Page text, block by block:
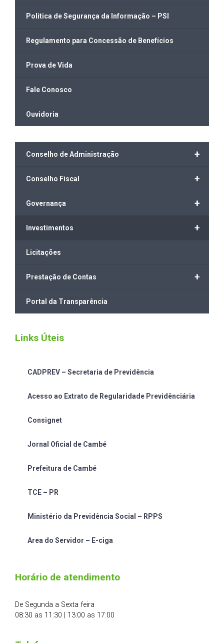
Politica de Segurança da Informação – PSI
Regulamento para Concessão de Benefícios
Prova de Vida
Fale Conosco
Ouvidoria
+
Conselho de Administração
+
Conselho Fiscal
+
Governança
+
Investimentos
Licitações
+
Prestação de Contas
Portal da Transparência
Links Úteis
CADPREV – Secretaria de Previdência
Acesso ao Extrato de Regularidade Previdênciária
Consignet
Jornal Oficial de Cambé
Prefeitura de Cambé
TCE – PR
Ministério da Previdência Social – RPPS
Area do Servidor – E-ciga
Horário de atendimento
De Segunda a Sexta feira
08:30 as 11:30 | 13:00 as 17:00